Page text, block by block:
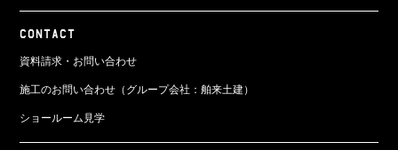
CONTACT
資料請求・お問い合わせ
施工のお問い合わせ（グループ会社：舶来土建）
ショールーム見学